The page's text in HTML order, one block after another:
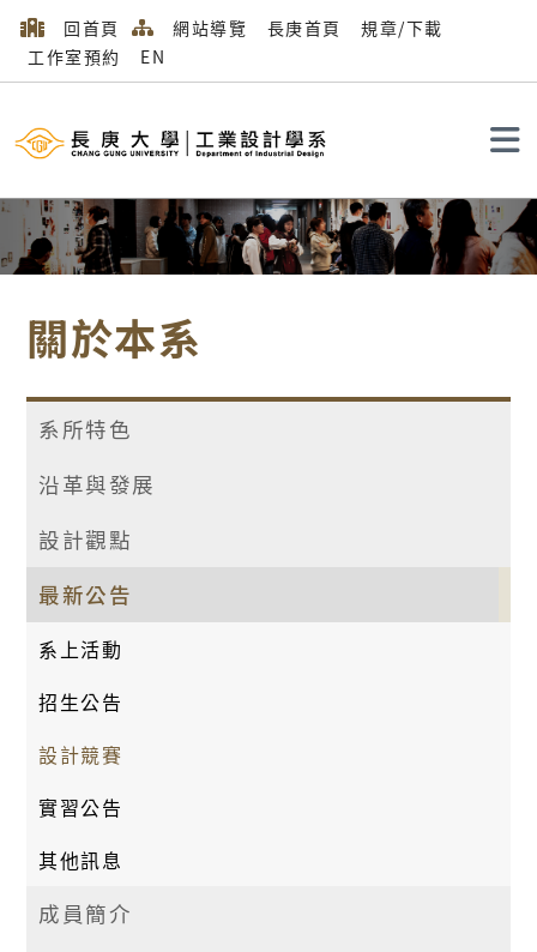
回首頁 網站導覽 長庚首頁
規章/下載
工作室預約
EN
關於本系
系所特色
沿革與發展
設計觀點
最新公告
系上活動
招生公告
設計競賽
實習公告
其他訊息
成員簡介